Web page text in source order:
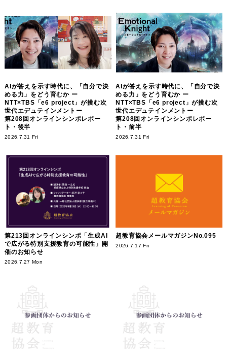
AIが答えを示す時代に、「自分で決
める力」をどう育むか ー
NTT×TBS「e6 project」が挑む次
世代エデュテインメントー
第208回オンラインシンポレポー
ト・後半
2026.7.31 Fri
AIが答えを示す時代に、「自分で決
める力」をどう育むか ー
NTT×TBS「e6 project」が挑む次
世代エデュテインメントー
第208回オンラインシンポレポー
ト・前半
2026.7.31 Fri
第213回オンラインシンポ「生成AI
で広がる特別支援教育の可能性」開
催のお知らせ
2026.7.27 Mon
超教育協会メールマガジンNo.095
2026.7.17 Fri